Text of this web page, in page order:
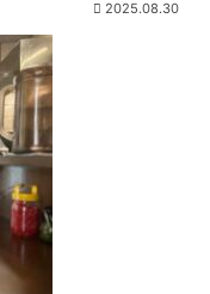
2025.08.30